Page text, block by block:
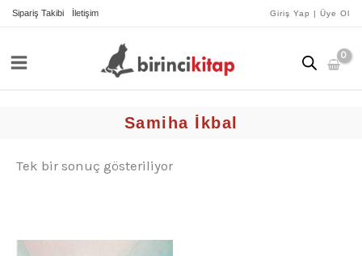
İçeriğe
Sipariş Takibi İletişim Giriş Yap | Üye Ol
Samiha İkbal
Tek bir sonuç gösteriliyor